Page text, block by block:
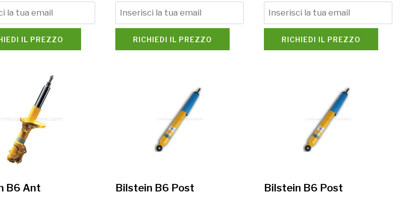
IL PREZZO RICHIEDI IL PREZZO RICHIEDI IL PREZZO
B6 Ant Bilstein B6 Post Bilstein B6 Post